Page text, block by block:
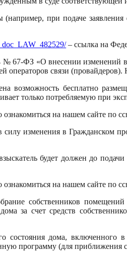
при подаче
– ссылка на
№ 67-ФЗ «О внесении изменений
связи (провайдеров).
возможность бесплатно
только потребляемую при
на нашем сайте по
изменения в Гражданском
будет должен до
на нашем сайте по
собственников
дома за счет средств
состояния дома,
программу (для приближения